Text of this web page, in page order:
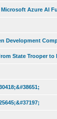
Azure AI
Development
State Trooper to